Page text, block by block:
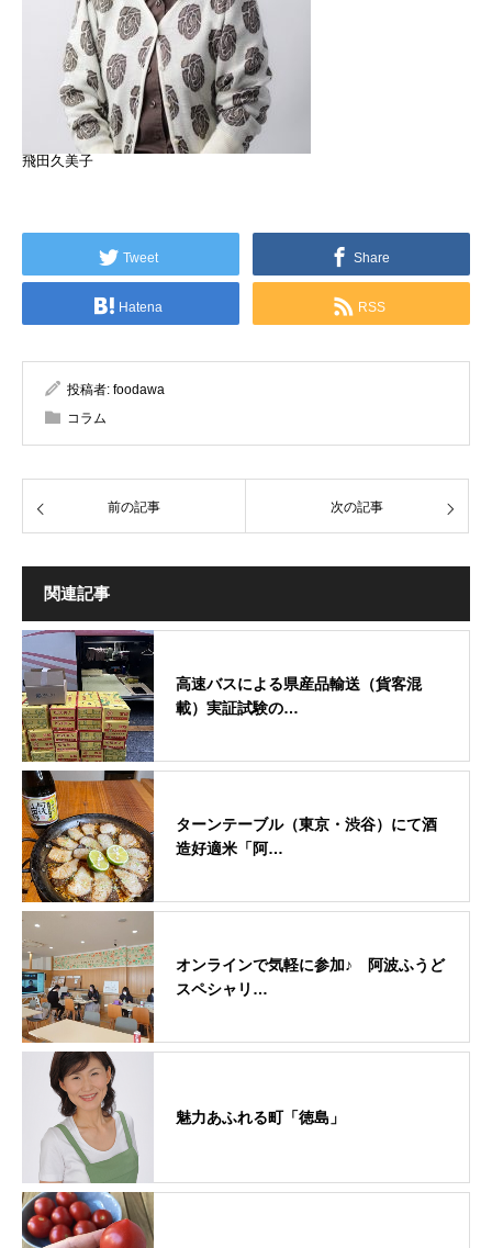
飛田久美子
Tweet Share
Hatena RSS
投稿者: foodawa
コラム
前の記事 次の記事
関連記事
高速バスによる県産品輸送（貨客混
載）実証試験の…
ターンテーブル（東京・渋谷）にて酒
造好適米「阿…
オンラインで気軽に参加♪ 阿波ふうど
スペシャリ…
魅力あふれる町「徳島」